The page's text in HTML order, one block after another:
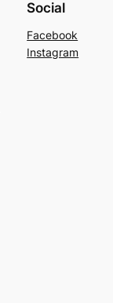
Social
Facebook
Instagram